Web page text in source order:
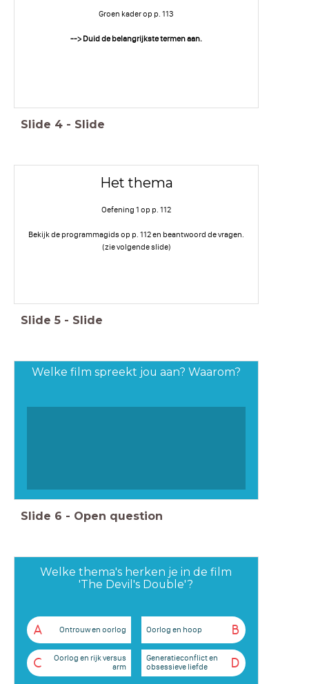
Groen kader op p. 113
--> Duid de belangrijkste termen aan.
Slide 4 - Slide
Het thema
Oefening 1 op p. 112
Bekijk de programmagids op p. 112 en beantwoord de vragen.
(zie volgende slide)
Slide 5 - Slide
Welke film spreekt jou aan? Waarom?
Slide 6 - Open question
Welke thema's herken je in de film
'The Devil's Double'?
A Ontrouw en oorlog B
Oorlog en hoop
C
Oorlog en rijk versus
arm
D
Generatieconflict en
obsessieve liefde